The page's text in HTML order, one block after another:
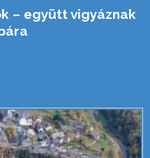
– együtt vigyáznak